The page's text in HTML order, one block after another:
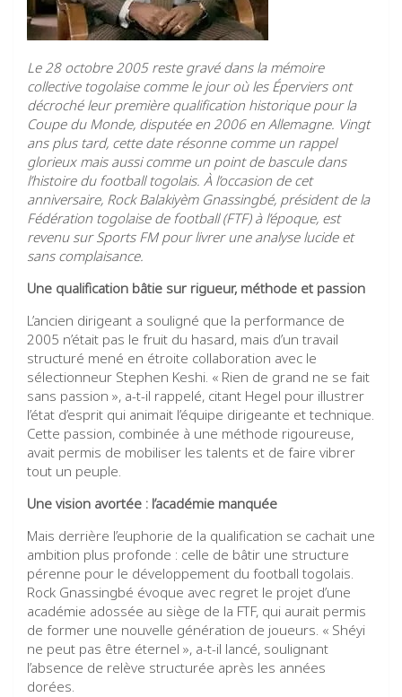
Le 28 octobre 2005 reste gravé dans la mémoire
collective togolaise comme le jour où les Éperviers ont
décroché leur première qualification historique pour la
Coupe du Monde, disputée en 2006 en Allemagne. Vingt
ans plus tard, cette date résonne comme un rappel
glorieux mais aussi comme un point de bascule dans
l’histoire du football togolais. À l’occasion de cet
anniversaire, Rock Balakiyèm Gnassingbé, président de la
Fédération togolaise de football (FTF) à l’époque, est
revenu sur Sports FM pour livrer une analyse lucide et
sans complaisance.
Une qualification bâtie sur rigueur, méthode et passion
L’ancien dirigeant a souligné que la performance de
2005 n’était pas le fruit du hasard, mais d’un travail
structuré mené en étroite collaboration avec le
sélectionneur Stephen Keshi. « Rien de grand ne se fait
sans passion », a-t-il rappelé, citant Hegel pour illustrer
l’état d’esprit qui animait l’équipe dirigeante et technique.
Cette passion, combinée à une méthode rigoureuse,
avait permis de mobiliser les talents et de faire vibrer
tout un peuple.
Une vision avortée : l’académie manquée
Mais derrière l’euphorie de la qualification se cachait une
ambition plus profonde : celle de bâtir une structure
pérenne pour le développement du football togolais.
Rock Gnassingbé évoque avec regret le projet d’une
académie adossée au siège de la FTF, qui aurait permis
de former une nouvelle génération de joueurs. « Shéyi
ne peut pas être éternel », a-t-il lancé, soulignant
l’absence de relève structurée après les années
dorées.